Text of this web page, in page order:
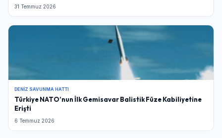
31 Temmuz 2026
DENIZ SAVUNMA HATTI
Türkiye NATO’nun İlk Gemisavar Balistik Füze Kabiliyetine
Erişti
6 Temmuz 2026